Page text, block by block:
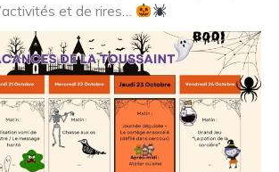
et de rires…